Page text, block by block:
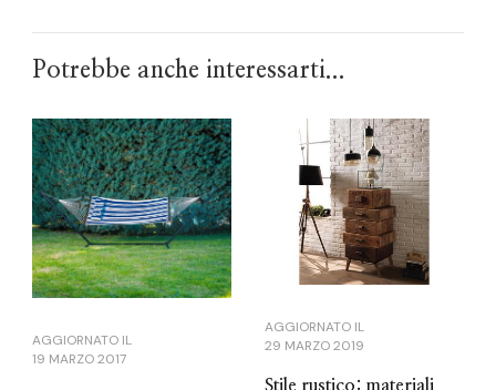
Potrebbe anche interessarti...
AGGIORNATO IL
19 MARZO 2017
AGGIORNATO IL
29 MARZO 2019
Stile rustico: materiali